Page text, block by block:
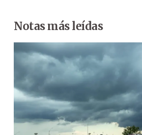
Notas más leídas